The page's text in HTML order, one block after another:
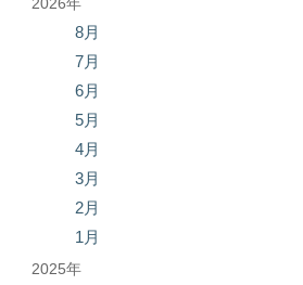
8月
7月
6月
5月
4月
3月
2月
1月
2025年